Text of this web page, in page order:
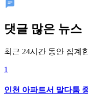
댓글 많은 뉴스
최근 24시간 동안 집계
1
인천 아파트서 말다툼